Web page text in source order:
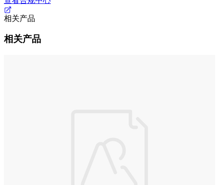
相关产品
相关产品